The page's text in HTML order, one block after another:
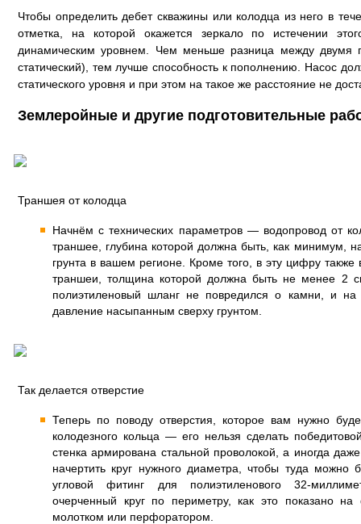
Чтобы определить дебет скважины или колодца из него в
отметка, на которой окажется зеркало по истечении
динамическим уровнем. Чем меньше разница между двумя
статический), тем лучше способность к пополнению. Насос
статического уровня и при этом на такое же расстояние не
Землеройные и другие подготовительные
Траншея от колодца
Начнём с технических параметров — водопровод от
траншее, глубина которой должна быть, как минимум,
грунта в вашем регионе. Кроме того, в эту цифру
траншеи, толщина которой должна быть не менее 2
полиэтиленовый шланг не повредился о камни, и на
давление насыпанным сверху грунтом.
Так делается отверстие
Теперь по поводу отверстия, которое вам нужно
колодезного кольца — его нельзя сделать
стенка армирована стальной проволокой, а иногда
начертить круг нужного диаметра, чтобы туда можно
угловой фитинг для полиэтиленового 32-
очерченный круг по периметру, как это показано
молотком или перфоратором.